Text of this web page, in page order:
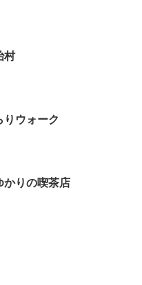
村
りウォーク
かりの喫茶店